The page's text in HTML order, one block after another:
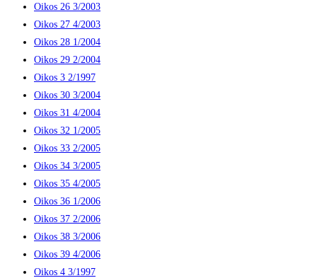
Oikos 26 3/2003
Oikos 27 4/2003
Oikos 28 1/2004
Oikos 29 2/2004
Oikos 3 2/1997
Oikos 30 3/2004
Oikos 31 4/2004
Oikos 32 1/2005
Oikos 33 2/2005
Oikos 34 3/2005
Oikos 35 4/2005
Oikos 36 1/2006
Oikos 37 2/2006
Oikos 38 3/2006
Oikos 39 4/2006
Oikos 4 3/1997